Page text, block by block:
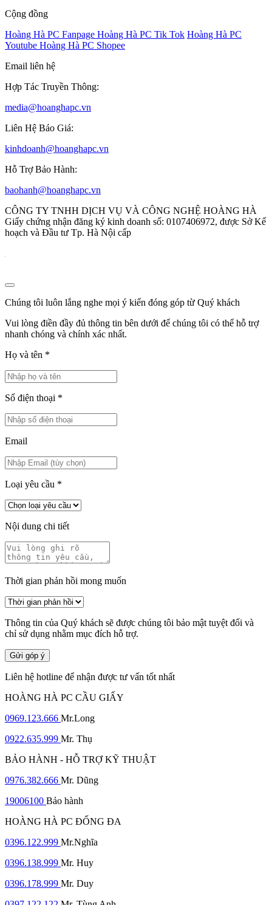
Cộng đồng
Hoàng Hà PC Fanpage Hoàng Hà PC Tik Tok Hoàng Hà PC
Youtube Hoàng Hà PC Shopee
Email liên hệ
Hợp Tác Truyền Thông:
media@hoanghapc.vn
Liên Hệ Báo Giá:
kinhdoanh@hoanghapc.vn
Hỗ Trợ Bảo Hành:
baohanh@hoanghapc.vn
CÔNG TY TNHH DỊCH VỤ VÀ CÔNG NGHỆ HOÀNG HÀ
Giấy chứng nhận đăng ký kinh doanh số: 0107406972, được Sở Kế
hoạch và Đầu tư Tp. Hà Nội cấp
Chúng tôi luôn lắng nghe mọi ý kiến đóng góp từ Quý khách
Vui lòng điền đầy đủ thông tin bên dưới để chúng tôi có thể hỗ trợ
nhanh chóng và chính xác nhất.
Họ và tên *
Số điện thoại *
Email
Loại yêu cầu *
Nội dung chi tiết
Thời gian phản hồi mong muốn
Thông tin của Quý khách sẽ được chúng tôi bảo mật tuyệt đối và
chỉ sử dụng nhằm mục đích hỗ trợ.
Gửi góp ý
Liên hệ hotline để nhận được tư vấn tốt nhất
HOÀNG HÀ PC CẦU GIẤY
0969.123.666 Mr.Long
0922.635.999 Mr. Thụ
BẢO HÀNH - HỖ TRỢ KỸ THUẬT
0976.382.666 Mr. Dũng
19006100 Bảo hành
HOÀNG HÀ PC ĐỐNG ĐA
0396.122.999 Mr.Nghĩa
0396.138.999 Mr. Huy
0396.178.999 Mr. Duy